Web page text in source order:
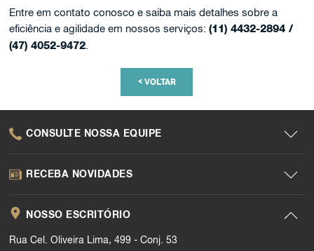
Entre em contato conosco e saiba mais detalhes sobre a
eficiência e agilidade em nossos serviços:(11) 4432-2894 /
(47) 4052-9472.
<VOLTAR
CONSULTE NOSSA EQUIPE
RECEBA NOVIDADES
NOSSO ESCRITÓRIO
Rua Cel. Oliveira Lima, 499 - Conj. 53